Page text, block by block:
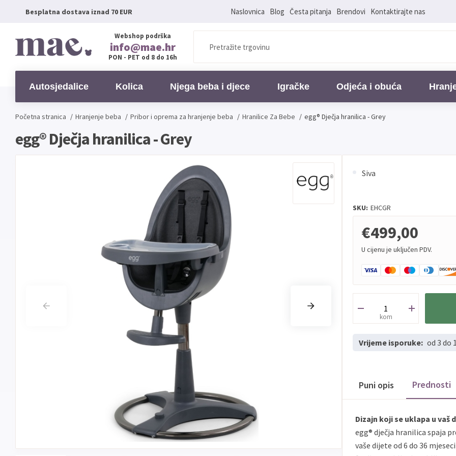
Besplatna dostava iznad 70 EUR Naslovnica Blog Česta pitanja Brendovi Kontaktirajte nas
Webshop podrška
info@mae.hr
PON - PET od 8 do 16h
Autosjedalice Kolica Njega beba i djece Igračke Odjeća i obuća
Početna stranica / Hranjenje beba / Pribor i oprema za hranjenje beba / Hranilice Za Bebe / egg® Dječja hranilica - Grey
egg® Dječja hranilica - Grey
Siva
SKU: EHCGR
€499,00
U cijenu je uključen PDV.
kom
Vrijeme isporuke: od 3 do
Puni opis Prednosti
Dizajn koji se uklapa u vaš
egg® dječja hranilica spaja
vaše dijete od 6 do 36